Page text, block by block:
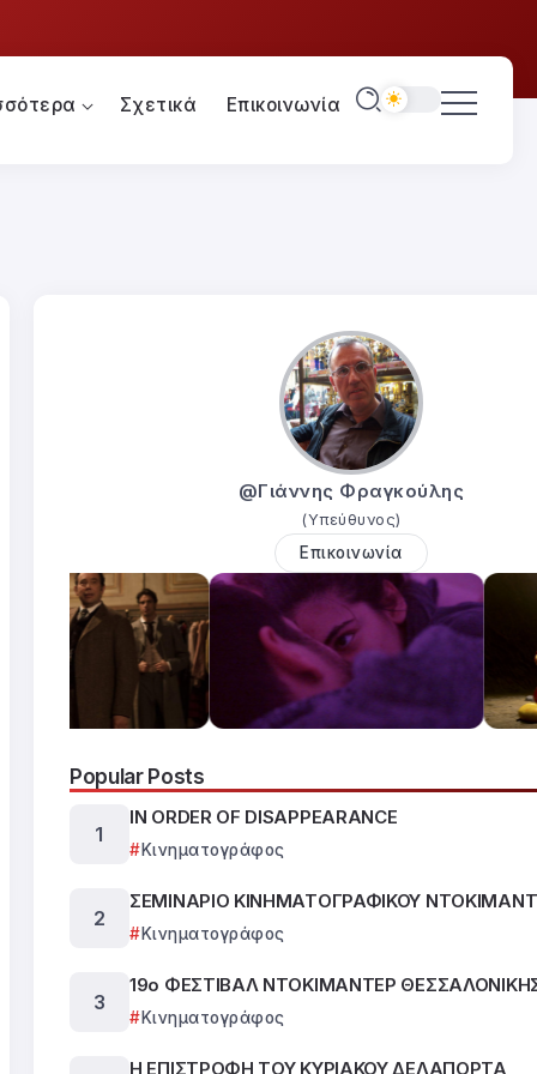
Σχετικά Επικοινωνία
@Γιάννης Φραγκούλης
(Υπεύθυνος)
Επικοινωνία
Popular Posts
IN ORDER OF DISAPPEARANCE
Κινηματογράφος
ΣΕΜΙΝΑΡΙΟ ΚΙΝΗΜΑΤΟΓΡΑΦΙΚΟΥ
Κινηματογράφος
19ο ΦΕΣΤΙΒΑΛ ΝΤΟΚΙΜΑΝΤΕΡ
Κινηματογράφος
Η ΕΠΙΣΤΡΟΦΗ ΤΟΥ ΚΥΡΙΑΚΟΥ ΔΕΛΑΠΟΡΤΑ